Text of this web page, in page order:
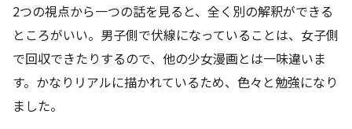
2つの視点から一つの話を見ると、全く別の解釈ができる
ところがいい。男子側で伏線になっていることは、女子側
で回収できたりするので、他の少女漫画とは一味違いま
す。かなりリアルに描かれているため、色々と勉強になり
ました。